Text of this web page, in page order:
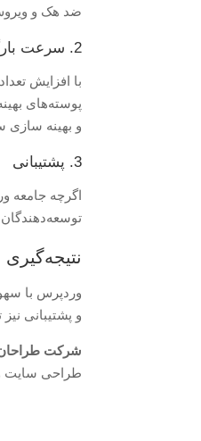
ضد هک و
2. سرعت بارگذاری
با افزایش
پوسته‌های
و بهینه سازی
3. پشتیبانی
اگرچه جامعه
نتیجه‌گیری
وردپرس با
و پشتیبانی
شرکت طراحان
طراحی سایت و